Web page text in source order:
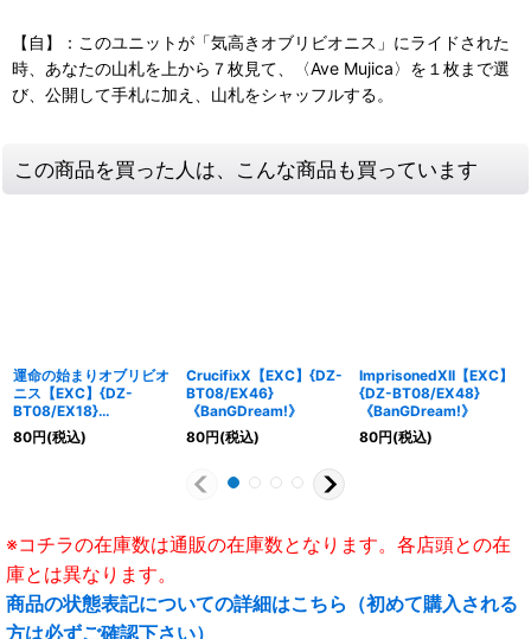
【自】：このユニットが「気高きオブリビオニス」にライドされた
時、あなたの山札を上から７枚見て、〈Ave Mujica〉を１枚まで選
び、公開して手札に加え、山札をシャッフルする。
この商品を買った人は、こんな商品も買っています
運命の始まりオブリビオ
ニス【EXC】{DZ-
BT08/EX18}
《BanGDream!》
80円(税込)
CrucifixX【EXC】{DZ-
BT08/EX46}
《BanGDream!》
80円(税込)
ImprisonedXII【EXC】
{DZ-BT08/EX48}
《BanGDream!》
80円(税込)
※コチラの在庫数は通販の在庫数となります。各店頭との在
庫とは異なります。
商品の状態表記についての詳細はこちら（初めて購入される
方は必ずご確認下さい）